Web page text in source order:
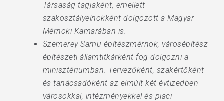
Társaság tagjaként, emellett
szakosztályelnökként dolgozott a Magyar
Mérnöki Kamarában is.
Szemerey Samu építészmérnök, városépítész
építészeti államtitkárként fog dolgozni a
minisztériumban. Tervezőként, szakértőként
és tanácsadóként az elmúlt két évtizedben
városokkal, intézményekkel és piaci